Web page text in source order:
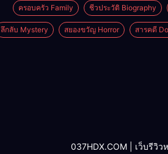
ครอบครัว Family ชีวประวัติ Biography
ลึกลับ Mystery สยองขวัญ Horror สารคดี
037HDX.COM | เว็บรีวิ